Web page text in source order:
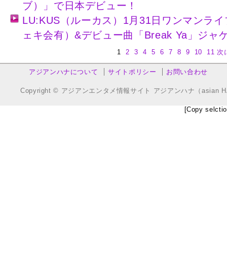
ブ）」で日本デビュー！
LU:KUS（ルーカス）1月31日ワンマンラ
ェキ会有）&デビュー曲「Break Ya」ジャ
1 2 3 4 5 6 7 8 9 10 11 次
アジアンハナについて サイトポリシー お問い合わせ
Copyright © アジアンエンタメ情報サイト アジアンハナ（asian
[Copy